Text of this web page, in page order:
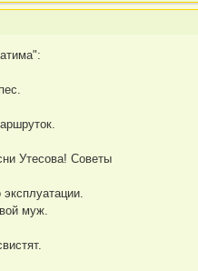
Утесова! Советы
муж.